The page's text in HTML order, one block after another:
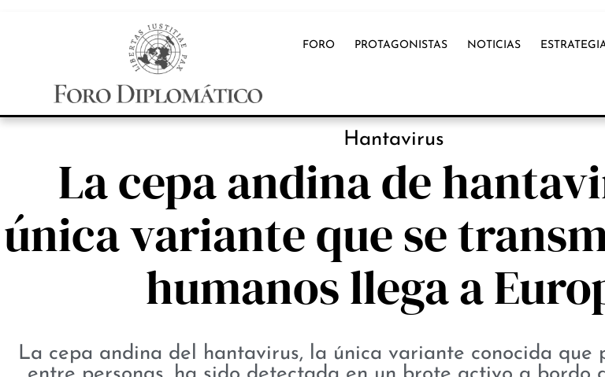
FORO PROTAGONISTAS NOTICIAS
Hantavirus
La cepa andina de
única variante que se
humanos llega a
La cepa andina del hantavirus, la única variante conocida que